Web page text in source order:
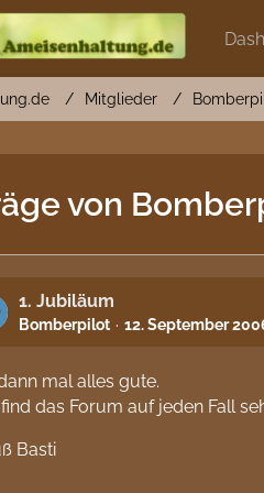
Mitglieder
von
1. Jubiläum
Bomberpilot 12. September
mal alles gute.
das Forum auf jeden Fall
Basti